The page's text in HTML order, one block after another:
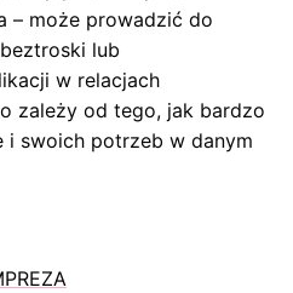
– może prowadzić do
lub
w relacjach
zależy od tego, jak bardzo
i swoich potrzeb w danym